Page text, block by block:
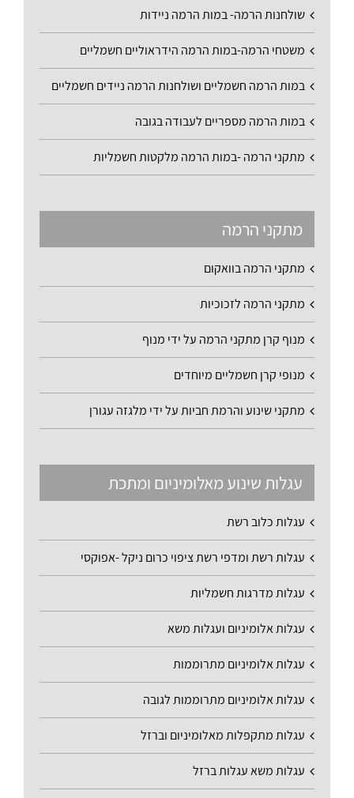
שולחנות הרמה- במות הרמה ניידות
משטחי הרמה-במות הרמה הידראוליים חשמליים
במות הרמה חשמליים ושולחנות הרמה ניידים חשמליים
במות הרמה מספריים לעבודה בגובה
מתקני הרמה -במות הרמה מלקטות חשמליות
מתקני הרמה
מתקני הרמה בוואקום
מתקני הרמה לזכוכיות
מנוף קרן מתקני הרמה על ידי מנוף
מנופי קרן חשמליים מיוחדים
מתקני שינוע והרמת חביות על ידי מלגזה עגורן
עגלות שינוע מאלומיניום ומתכת
עגלות כלוב רשת
עגלות רשת ומדפי רשת ציפוי כרום ניקל -אפוקסי
עגלות מדרגות חשמליות
עגלות אלומיניום ועגלות משא
עגלות אלומיניום מתרוממות
עגלות אלומיניום מתרוממות לגובה
עגלות מתקפלות מאלומיניום וברזל
עגלות משא עגלות ברזל